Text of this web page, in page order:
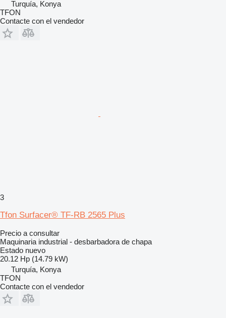
Turquía, Konya
TFON
Contacte con el vendedor
3
Tfon Surfacer® TF-RB 2565 Plus
Precio a consultar
Maquinaria industrial - desbarbadora de chapa
Estado nuevo
20.12 Hp (14.79 kW)
Turquía, Konya
TFON
Contacte con el vendedor